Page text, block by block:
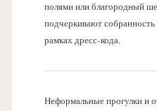
полями или благородный
подчеркивают собранность
рамках дресс-кода.
Неформальные прогулки и